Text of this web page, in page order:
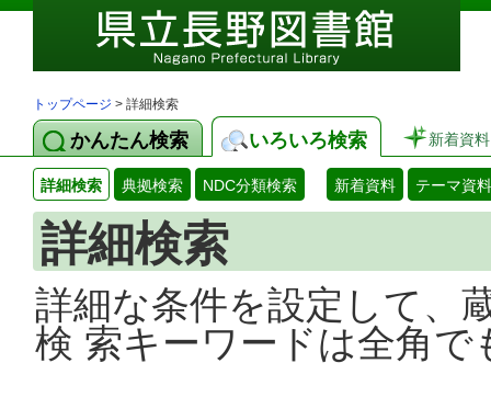
トップページ > 詳細検索
かんたん検索 いろいろ検索 新着資料
詳細検索 典拠検索 NDC分類検索 新着資料 テーマ資料
詳細検索
詳細な条件を設定して、
検 索キーワードは全角